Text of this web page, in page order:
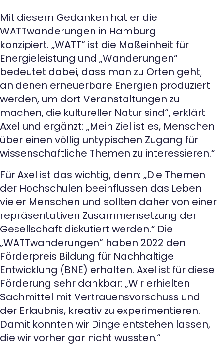
Mit diesem Gedanken hat er die
WATTwanderungen in Hamburg
konzipiert. „WATT“ ist die Maßeinheit für
Energieleistung und „Wanderungen“
bedeutet dabei, dass man zu Orten geht,
an denen erneuerbare Energien produziert
werden, um dort Veranstaltungen zu
machen, die kultureller Natur sind“, erklärt
Axel und ergänzt: „Mein Ziel ist es, Menschen
über einen völlig untypischen Zugang für
wissenschaftliche Themen zu interessieren.“
Für Axel ist das wichtig, denn: „Die Themen
der Hochschulen beeinflussen das Leben
vieler Menschen und sollten daher von einer
repräsentativen Zusammensetzung der
Gesellschaft diskutiert werden.“ Die
„WATTwanderungen“ haben 2022 den
Förderpreis Bildung für Nachhaltige
Entwicklung (BNE) erhalten. Axel ist für diese
Förderung sehr dankbar: „Wir erhielten
Sachmittel mit Vertrauensvorschuss und
der Erlaubnis, kreativ zu experimentieren.
Damit konnten wir Dinge entstehen lassen,
die wir vorher gar nicht wussten.“